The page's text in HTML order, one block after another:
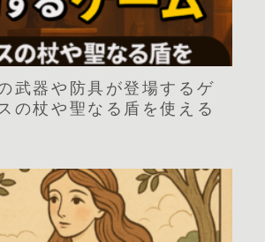
武器や防具が登場するゲ
の杖や聖なる盾を使える